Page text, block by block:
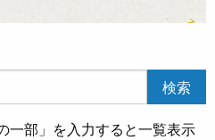
一部」を入力すると一覧表示